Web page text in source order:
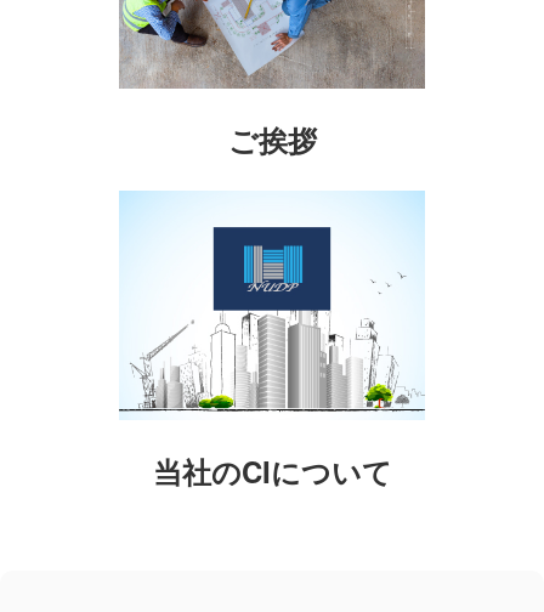
ご挨拶
当社のCIについて